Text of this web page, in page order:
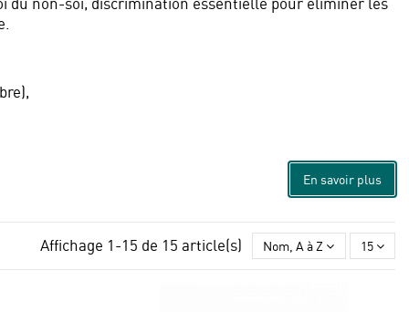
En savoir plus
Affichage 1-15 de 15 article(s) Nom, A à Z 15